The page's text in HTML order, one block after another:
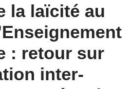
la laïcité au
: retour sur
inter-